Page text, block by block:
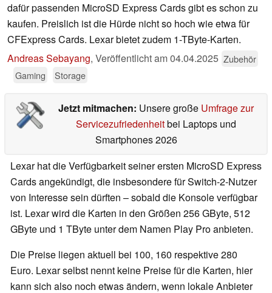
dafür passenden MicroSD Express Cards gibt es schon zu
kaufen. Preislich ist die Hürde nicht so hoch wie etwa für
CFExpress Cards. Lexar bietet zudem 1-TByte-Karten.
Andreas Sebayang, Veröffentlicht am04.04.2025 Zubehör
Gaming
Storage
Jetzt mitmachen: Unsere große Umfrage zur
Servicezufriedenheitbei Laptops und
Smartphones 2026
Lexar hat die Verfügbarkeit seiner ersten MicroSD Express
Cards angekündigt, die insbesondere für Switch-2-Nutzer
von Interesse sein dürften – sobald die Konsole verfügbar
ist. Lexar wird die Karten in den Größen 256 GByte, 512
GByte und 1 TByte unter dem Namen Play Pro anbieten.
Die Preise liegen aktuell bei 100, 160 respektive 280
Euro. Lexar selbst nennt keine Preise für die Karten, hier
kann sich also noch etwas ändern, wenn lokale Anbieter